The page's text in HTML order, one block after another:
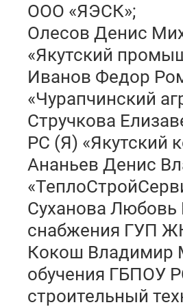
ООО «ЯЭСК»;
Олесов Денис
«Якутский
Иванов Федор
«Чурапчинский
Стручкова
РС (Я) «Якутский
Ананьев Денис
Суханова Любовь
снабжения ГУП
Кокош Владимир
обучения ГБПОУ
строительный